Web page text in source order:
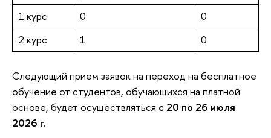
1 курс 0
0
2 курс
1 0
Следующий прием заявок на переход на бесплатное
обучение от студентов, обучающихся на платной
основе, будет осуществляться с 20 по 26 июля
2026 г.